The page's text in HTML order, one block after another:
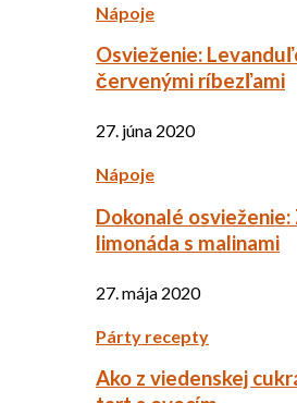
Nápoje
Osvieženie:
červenými ríbezľami
27. júna 2020
Nápoje
Dokonalé osvieženie:
limonáda s malinami
27. mája 2020
Párty recepty
Ako z viedenskej